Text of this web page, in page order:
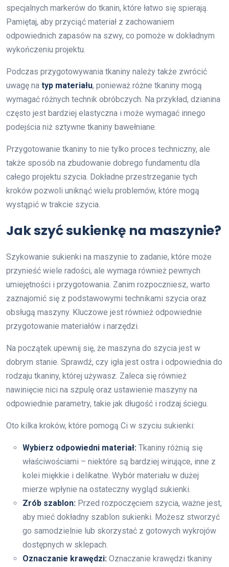
specjalnych markerów do tkanin, które łatwo się spierają.
Pamiętaj, aby przyciąć materiał z zachowaniem
odpowiednich zapasów na szwy, co pomoże w dokładnym
wykończeniu projektu.
Podczas przygotowywania tkaniny należy także zwrócić
uwagę na typ materiału, ponieważ różne tkaniny mogą
wymagać różnych technik obróbczych. Na przykład, dzianina
często jest bardziej elastyczna i może wymagać innego
podejścia niż sztywne tkaniny bawełniane.
Przygotowanie tkaniny to nie tylko proces techniczny, ale
także sposób na zbudowanie dobrego fundamentu dla
całego projektu szycia. Dokładne przestrzeganie tych
kroków pozwoli uniknąć wielu problemów, które mogą
wystąpić w trakcie szycia.
Jak szyć sukienkę na maszynie?
Szykowanie sukienki na maszynie to zadanie, które może
przynieść wiele radości, ale wymaga również pewnych
umiejętności i przygotowania. Zanim rozpoczniesz, warto
zaznajomić się z podstawowymi technikami szycia oraz
obsługą maszyny. Kluczowe jest również odpowiednie
przygotowanie materiałów i narzędzi.
Na początek upewnij się, że maszyna do szycia jest w
dobrym stanie. Sprawdź, czy igła jest ostra i odpowiednia do
rodzaju tkaniny, której używasz. Zaleca się również
nawinięcie nici na szpulę oraz ustawienie maszyny na
odpowiednie parametry, takie jak długość i rodzaj ściegu.
Oto kilka kroków, które pomogą Ci w szyciu sukienki:
Wybierz odpowiedni materiał: Tkaniny różnią się
właściwościami – niektóre są bardziej wirujące, inne z
kolei miękkie i delikatne. Wybór materiału w dużej
mierze wpłynie na ostateczny wygląd sukienki.
Zrób szablon: Przed rozpoczęciem szycia, ważne jest,
aby mieć dokładny szablon sukienki. Możesz stworzyć
go samodzielnie lub skorzystać z gotowych wykrojów
dostępnych w sklepach.
Oznaczanie krawędzi: Oznaczanie krawędzi tkaniny